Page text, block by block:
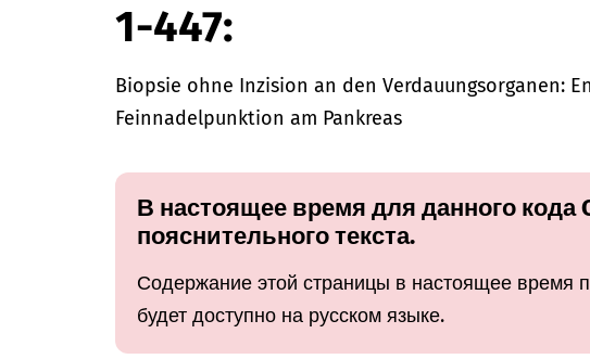
1-447:
Biopsie ohne Inzision an den Verdauungsorganen:
Feinnadelpunktion am Pankreas
В настоящее время для данного кода
пояснительного текста.
Содержание этой страницы в настоящее время
будет доступно на русском языке.